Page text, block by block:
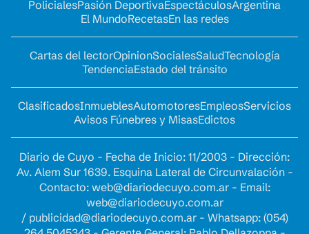
PolicialesPasión DeportivaEspectáculosArgentina
El MundoRecetasEn las redes
Cartas del lectorOpinionSocialesSaludTecnología
TendenciaEstado del tránsito
ClasificadosInmueblesAutomotoresEmpleosServicios
Avisos Fúnebres y MisasEdictos
Diario de Cuyo - Fecha de Inicio: 11/2003 - Dirección:
Av. Alem Sur 1639. Esquina Lateral de Circunvalación -
Contacto: web@diariodecuyo.com.ar- Email:
web@diariodecuyo.com.ar
/ publicidad@diariodecuyo.com.ar- Whatsapp: (054)